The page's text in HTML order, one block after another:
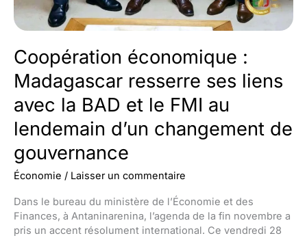
Coopération économique :
Madagascar resserre ses liens
avec la BAD et le FMI au
lendemain d’un changement de
gouvernance
Économie / Laisser un commentaire
Dans le bureau du ministère de l’Économie et des
Finances, à Antaninarenina, l’agenda de la fin novembre a
pris un accent résolument international. Ce vendredi 28